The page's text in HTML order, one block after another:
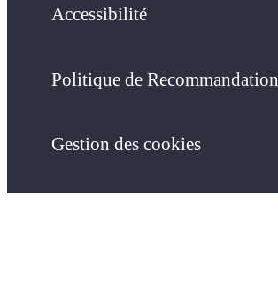
Accessibilité
Politique de Recommandation
Gestion des cookies